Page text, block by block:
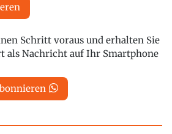
Schritt voraus und erhalten Sie
als Nachricht auf Ihr Smartphone